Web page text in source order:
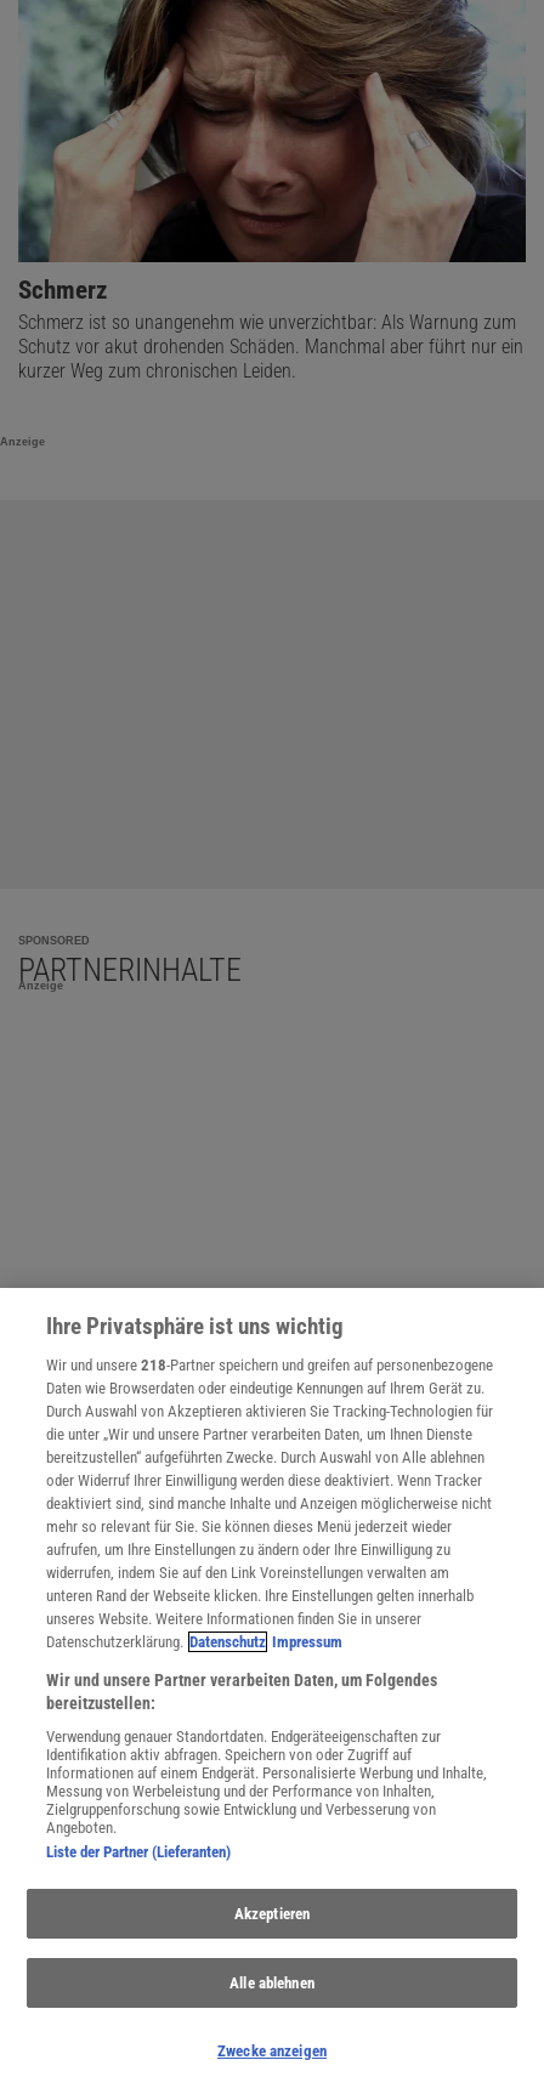
Schmerz
Schmerz ist so unangenehm wie unverzichtbar: Als Warnung zum
Schutz vor akut drohenden Schäden. Manchmal aber führt nur ein
kurzer Weg zum chronischen Leiden.
Anzeige
SPONSORED
PARTNERINHALTE
Anzeige
NACH OBEN
Für Sie im Spektrum-Shop und am Kiosk:
WEITERE NEUERSCHEINUNGEN SPEKTRUM SHOP
Spektrum.de-Newsletter abonnieren
Ihre Privatsphäre ist uns wichtig
Wir und unsere218-Partner speichern und greifen auf personenbezogene
Daten wie Browserdaten oder eindeutige Kennungen auf Ihrem Gerät zu.
Durch Auswahl von Akzeptieren aktivieren Sie Tracking-Technologien für
die unter „Wir und unsere Partner verarbeiten Daten, um Ihnen Dienste
bereitzustellen“ aufgeführten Zwecke. Durch Auswahl von Alle ablehnen
oder Widerruf Ihrer Einwilligung werden diese deaktiviert. Wenn Tracker
deaktiviert sind, sind manche Inhalte und Anzeigen möglicherweise nicht
mehr so relevant für Sie. Sie können dieses Menü jederzeit wieder
aufrufen, um Ihre Einstellungen zu ändern oder Ihre Einwilligung zu
widerrufen, indem Sie auf den Link Voreinstellungen verwalten am
unteren Rand der Webseite klicken. Ihre Einstellungen gelten innerhalb
unseres Website. Weitere Informationen finden Sie in unserer
Datenschutzerklärung. Datenschutz Impressum
Wir und unsere Partner verarbeiten Daten, um Folgendes
bereitzustellen:
Verwendung genauer Standortdaten. Endgeräteeigenschaften zur
Identifikation aktiv abfragen. Speichern von oder Zugriff auf
Informationen auf einem Endgerät. Personalisierte Werbung und Inhalte,
Messung von Werbeleistung und der Performance von Inhalten,
Zielgruppenforschung sowie Entwicklung und Verbesserung von
Angeboten.
Liste der Partner (Lieferanten)
Akzeptieren
Alle ablehnen
Zwecke anzeigen